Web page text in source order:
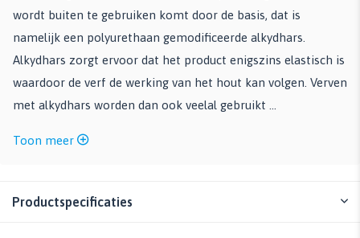
wordt buiten te gebruiken komt door de basis, dat is
namelijk een polyurethaan gemodificeerde alkydhars.
Alkydhars zorgt ervoor dat het product enigszins elastisch is
waardoor de verf de werking van het hout kan volgen. Verven
met alkydhars worden dan ook veelal gebruikt ...
Toon meer
Productspecificaties